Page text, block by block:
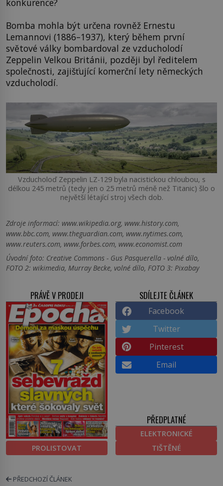
konkurence?
Bomba mohla být určena rovněž Ernestu
Lemannovi (1886–1937), který během první
světové války bombardoval ze vzducholodí
Zeppelin Velkou Británii, později byl ředitelem
společnosti, zajišťující komerční lety německých
vzducholodí.
Vzducholoď Zeppelin LZ-129 byla nacistickou chloubou, s
délkou 245 metrů (tedy jen o 25 metrů méně než Titanic) šlo o
největší létající stroj všech dob.
Zdroje informací: www.wikipedia.org, www.history.com,
www.bbc.com, www.theguardian.com, www.nytimes.com,
www.reuters.com, www.forbes.com, www.economist.com
Úvodní foto: Creative Commons - Gus Pasquerella - volné dílo,
FOTO 2: wikimedia, Murray Becke, volné dílo, FOTO 3: Pixabay
PRÁVĚ V PRODEJI
PROLISTOVAT
SDÍLEJTE ČLÁNEK
Facebook
Twitter
Pinterest
Email
PŘEDPLATNÉ
ELEKTRONICKÉ
TIŠTĚNÉ
PŘEDCHOZÍ ČLÁNEK